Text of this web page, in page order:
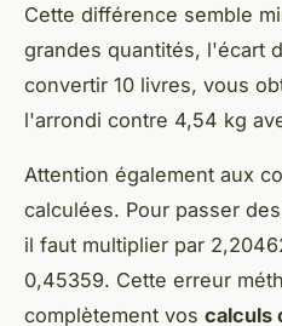
Cette différence semble
grandes quantités, l'écart
convertir 10 livres, vous
l'arrondi contre 4,54 kg
Attention également aux
calculées. Pour passer
il faut multiplier par
0,45359. Cette erreur
complètement vos calculs